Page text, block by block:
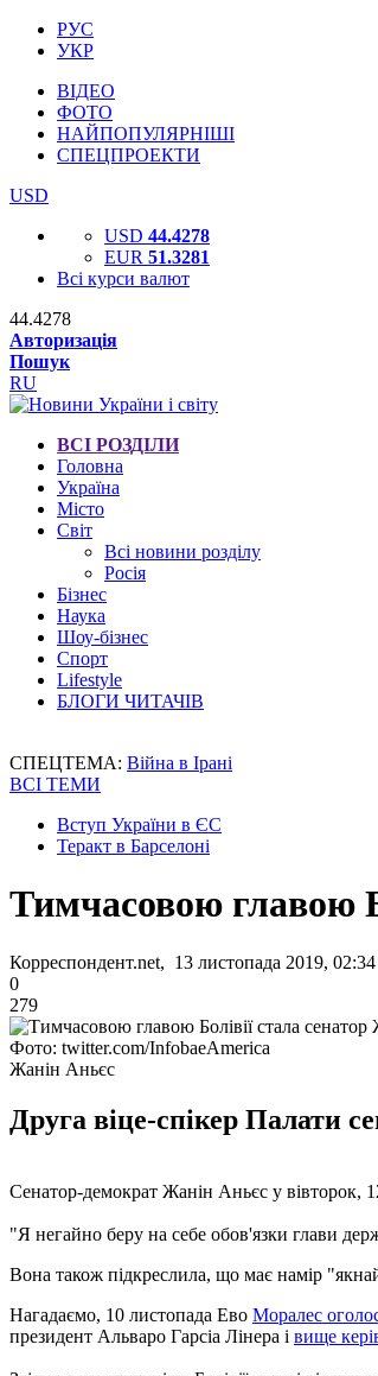
РУС
УКР
ВІДЕО
ФОТО
НАЙПОПУЛЯРНІШІ
СПЕЦПРОЕКТИ
USD
USD 44.4278
EUR 51.3281
Всі курси валют
44.4278
Авторизація
Пошук
RU
ВСІ РОЗДІЛИ
Головна
Україна
Місто
Світ
Всі новини розділу
Росія
Бізнес
Наука
Шоу-бізнес
Спорт
Lifestyle
БЛОГИ ЧИТАЧІВ
СПЕЦТЕМА: Війна в Ірані
ВСІ ТЕМИ
Вступ України в ЄС
Теракт в Барселоні
Тимчасовою главою
Корреспондент.net, 13 листопада 2019, 02:34
0
279
Фото: twitter.com/InfobaeAmerica
Жанін Аньєс
Друга віце-спікер Палати
Сенатор-демократ Жанін Аньєс у вівторок,
"Я негайно беру на себе обов'язки глави
Вона також підкреслила, що має намір
Нагадаємо, 10 листопада Ево Моралес
президент Альваро Гарсіа Лінера і вище